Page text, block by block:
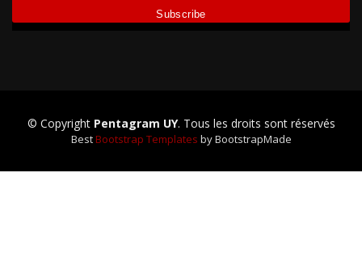
© Copyright Pentagram UY. Tous les droits sont réservés
Best Bootstrap Templates by BootstrapMade